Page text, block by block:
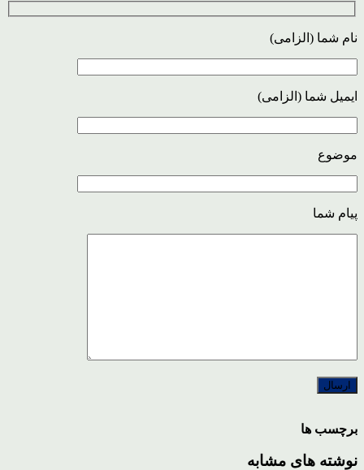
نام شما (الزامی)
ایمیل شما (الزامی)
موضوع
پیام شما
برچسب ها
نوشته های مشابه